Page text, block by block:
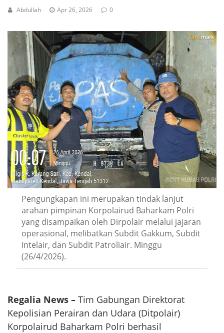
Abdullah Apr 26, 2026 0
Pengungkapan ini merupakan tindak lanjut
arahan pimpinan Korpolairud Baharkam Polri
yang disampaikan oleh Dirpolair melalui jajaran
operasional, melibatkan Subdit Gakkum, Subdit
Intelair, dan Subdit Patroliair. Minggu
(26/4/2026).
Regalia News – Tim Gabungan Direktorat
Kepolisian Perairan dan Udara (Ditpolair)
Korpolairud Baharkam Polri berhasil